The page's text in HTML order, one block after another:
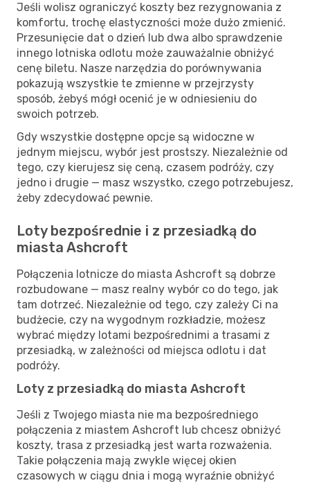
Jeśli wolisz ograniczyć koszty bez rezygnowania z
komfortu, trochę elastyczności może dużo zmienić.
Przesunięcie dat o dzień lub dwa albo sprawdzenie
innego lotniska odlotu może zauważalnie obniżyć
cenę biletu. Nasze narzędzia do porównywania
pokazują wszystkie te zmienne w przejrzysty
sposób, żebyś mógł ocenić je w odniesieniu do
swoich potrzeb.
Gdy wszystkie dostępne opcje są widoczne w
jednym miejscu, wybór jest prostszy. Niezależnie od
tego, czy kierujesz się ceną, czasem podróży, czy
jedno i drugie — masz wszystko, czego potrzebujesz,
żeby zdecydować pewnie.
Loty bezpośrednie i z przesiadką do
miasta Ashcroft
Połączenia lotnicze do miasta Ashcroft są dobrze
rozbudowane — masz realny wybór co do tego, jak
tam dotrzeć. Niezależnie od tego, czy zależy Ci na
budżecie, czy na wygodnym rozkładzie, możesz
wybrać między lotami bezpośrednimi a trasami z
przesiadką, w zależności od miejsca odlotu i dat
podróży.
Loty z przesiadką do miasta Ashcroft
Jeśli z Twojego miasta nie ma bezpośredniego
połączenia z miastem Ashcroft lub chcesz obniżyć
koszty, trasa z przesiadką jest warta rozważenia.
Takie połączenia mają zwykle więcej okien
czasowych w ciągu dnia i mogą wyraźnie obniżyć